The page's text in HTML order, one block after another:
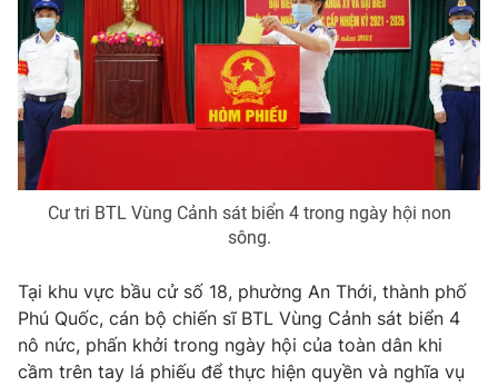
Cư tri BTL Vùng Cảnh sát biển 4 trong ngày hội non
sông.
Tại khu vực bầu cử số 18, phường An Thới, thành phố
Phú Quốc, cán bộ chiến sĩ BTL Vùng Cảnh sát biển 4
nô nức, phấn khởi trong ngày hội của toàn dân khi
cầm trên tay lá phiếu để thực hiện quyền và nghĩa vụ